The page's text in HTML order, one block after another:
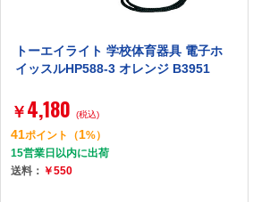
トーエイライト 学校体育器具 電子ホ
イッスルHP588-3 オレンジ B3951
￥ 4,180 (税込)
41ポイント （1%）
15営業日以内に出荷
送料： ￥550